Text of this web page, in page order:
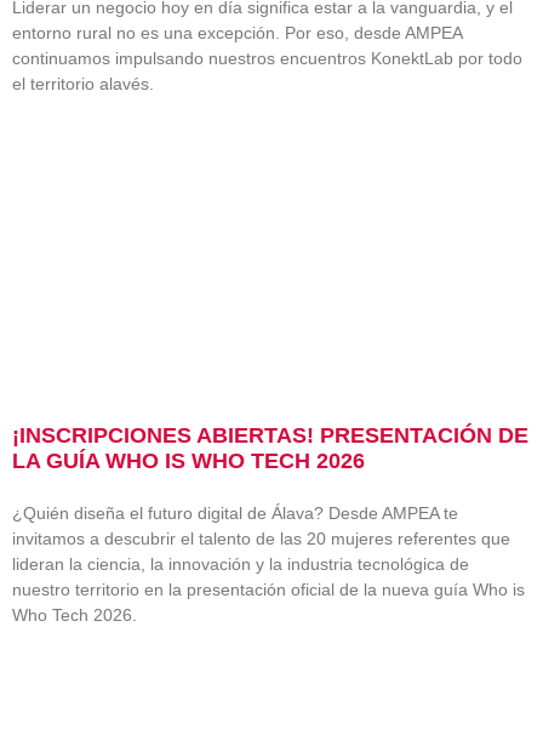
Liderar un negocio hoy en día significa estar a la vanguardia, y el
entorno rural no es una excepción. Por eso, desde AMPEA
continuamos impulsando nuestros encuentros KonektLab por todo
el territorio alavés.
¡INSCRIPCIONES ABIERTAS! PRESENTACIÓN DE
LA GUÍA WHO IS WHO TECH 2026
¿Quién diseña el futuro digital de Álava? Desde AMPEA te
invitamos a descubrir el talento de las 20 mujeres referentes que
lideran la ciencia, la innovación y la industria tecnológica de
nuestro territorio en la presentación oficial de la nueva guía Who is
Who Tech 2026.